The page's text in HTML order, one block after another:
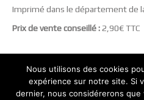
Imprimé dans le département de
Prix de vente conseillé :2,90€ TTC
Nous utilisons des cookies
expérience sur notre site. Si
dernier, nous considérerons